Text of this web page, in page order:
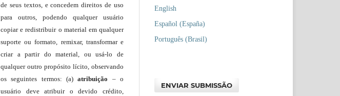
de seus textos, e concedem direitos de uso
para outros, podendo qualquer usuário
copiar e redistribuir o material em qualquer
suporte ou formato, remixar, transformar e
criar a partir do material, ou usá-lo de
qualquer outro propósito lícito, observando
os seguintes termos: (a)atribuição – o
usuário deve atribuir o devido crédito,
English
Español (España)
Português (Brasil)
ENVIAR SUBMISSÃO